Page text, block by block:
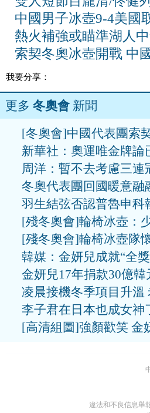
中國男子冰壺9-4美國
熱火補強或瞄準湖人
索契冬奧冰壺開戰 中
我要分享：
更多 冬奧會新聞
[冬奧會]中國代表團索
新華社：奧運唯金牌
周洋：暫不去考慮三
冬奧代表團回國暖意融
羽生結弦否認普魯申科
[殘冬奧會]輪椅冰壺：
[殘冬奧會]輪椅冰壺隊
韓媒：金妍兒成就“全
金妍兒17年捐款30億
凌晨接機冬季項目升溫
李子君在日本也成女神
[高清組圖]強顏歡笑 金
違法和不良信息舉